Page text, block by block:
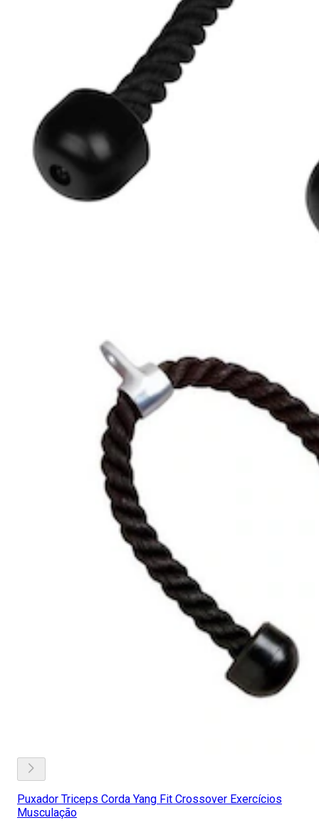
Puxador Triceps Corda Yang Fit Crossover Exercícios
Musculação